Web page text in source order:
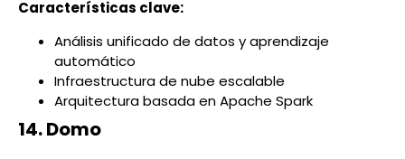
Características clave:
Análisis unificado de datos y aprendizaje
automático
Infraestructura de nube escalable
Arquitectura basada en Apache Spark
14. Domo